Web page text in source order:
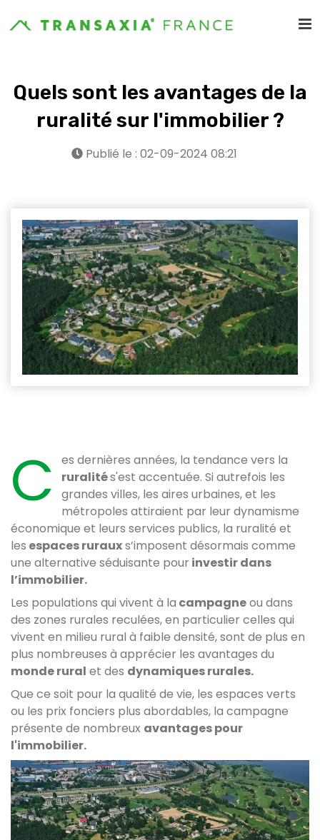
Quels sont les avantages de la
ruralité sur l'immobilier ?
Publié le : 02-09-2024 08:21
C
es dernières années, la tendance vers la
ruralités'est accentuée. Si autrefois les
grandes villes, les aires urbaines, et les
métropoles attiraient par leur dynamisme
économique et leurs services publics, la ruralité et
les espaces rurauxs’imposent désormais comme
une alternative séduisante pour investir dans
l’immobilier.
Les populations qui vivent à la campagneou dans
des zones rurales reculées, en particulier celles qui
vivent en milieu rural à faible densité, sont de plus en
plus nombreuses à apprécier les avantages du
monde rural et des dynamiques rurales.
Que ce soit pour la qualité de vie, les espaces verts
ou les prix fonciers plus abordables, la campagne
présente de nombreux avantages pour
l'immobilier.